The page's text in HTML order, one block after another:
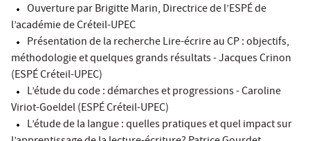
Ouverture par Brigitte Marin, Directrice de l’ESPÉ de
l’académie de Créteil-UPEC
Présentation de la recherche Lire-écrire au CP : objectifs,
méthodologie et quelques grands résultats - Jacques Crinon
(ESPÉ Créteil-UPEC)
L’étude du code : démarches et progressions - Caroline
Viriot-Goeldel (ESPÉ Créteil-UPEC)
L’étude de la langue : quelles pratiques et quel impact sur